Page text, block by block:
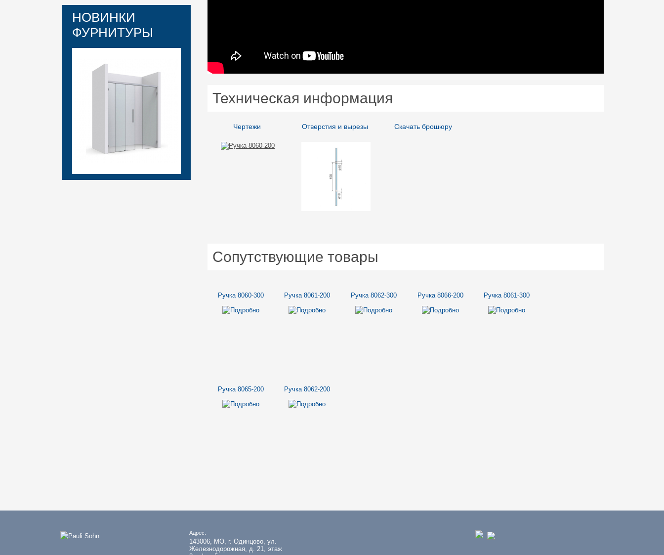
НОВИНКИ
ФУРНИТУРЫ
Техническая информация
Чертежи Отверстия и вырезы Скачать брошюру
Сопутствующие товары
Ручка 8060-300 Ручка 8061-200 Ручка 8062-300 Ручка 8066-200 Ручка 8061-300
Ручка 8065-200 Ручка 8062-200
Адрес:
143006, МО, г. Одинцово, ул.
Железнодорожная, д. 21, этаж